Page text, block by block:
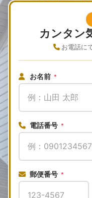
カンタン
お電話に
お名前 *
電話番号 *
郵便番号 *